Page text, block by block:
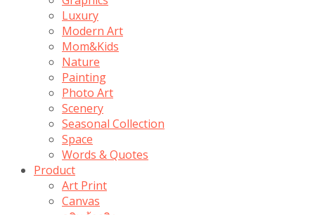
Luxury
Modern Art
Mom&Kids
Nature
Painting
Photo Art
Scenery
Seasonal Collection
Space
Words & Quotes
Product
Art Print
Canvas